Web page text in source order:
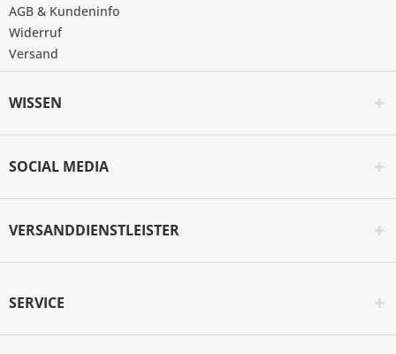
AGB & Kundeninfo
Widerruf
Versand
WISSEN
SOCIAL MEDIA
VERSANDDIENSTLEISTER
SERVICE